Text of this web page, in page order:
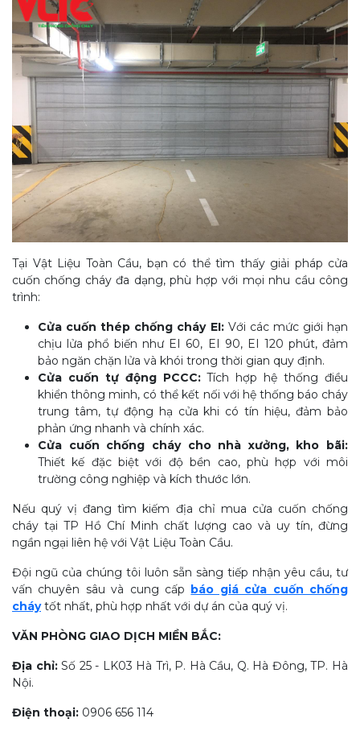
Tại Vật Liệu Toàn Cầu, bạn có thể tìm thấy giải pháp cửa
cuốn chống cháy đa dạng, phù hợp với mọi nhu cầu công
trình:
Cửa cuốn thép chống cháy EI:Với các mức giới hạn
chịu lửa phổ biến như EI 60, EI 90, EI 120 phút, đảm
bảo ngăn chặn lửa và khói trong thời gian quy định.
Cửa cuốn tự động PCCC:Tích hợp hệ thống điều
khiển thông minh, có thể kết nối với hệ thống báo cháy
trung tâm, tự động hạ cửa khi có tín hiệu, đảm bảo
phản ứng nhanh và chính xác.
Cửa cuốn chống cháy cho nhà xưởng, kho bãi:
Thiết kế đặc biệt với độ bền cao, phù hợp với môi
trường công nghiệp và kích thước lớn.
Nếu quý vị đang tìm kiếm địa chỉ mua cửa cuốn chống
cháy tại TP Hồ Chí Minh chất lượng cao và uy tín, đừng
ngần ngại liên hệ với Vật Liệu Toàn Cầu.
Đội ngũ của chúng tôi luôn sẵn sàng tiếp nhận yêu cầu, tư
vấn chuyên sâu và cung cấp báo giá cửa cuốn chống
cháytốt nhất, phù hợp nhất với dự án của quý vị.
VĂN PHÒNG GIAO DỊCH MIỀN BẮC:
Địa chỉ:Số 25 - LK03 Hà Trì, P. Hà Cầu, Q. Hà Đông, TP. Hà
Nội.
Điện thoại: 0906 656 114